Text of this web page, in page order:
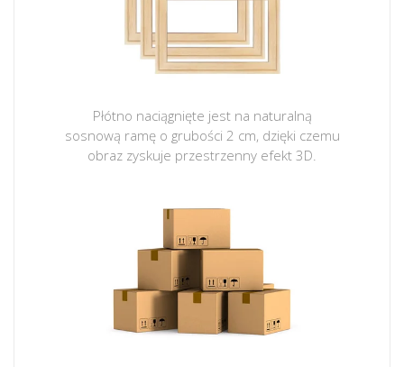
Płótno naciągnięte jest na naturalną
sosnową ramę o grubości 2 cm, dzięki czemu
obraz zyskuje przestrzenny efekt 3D.